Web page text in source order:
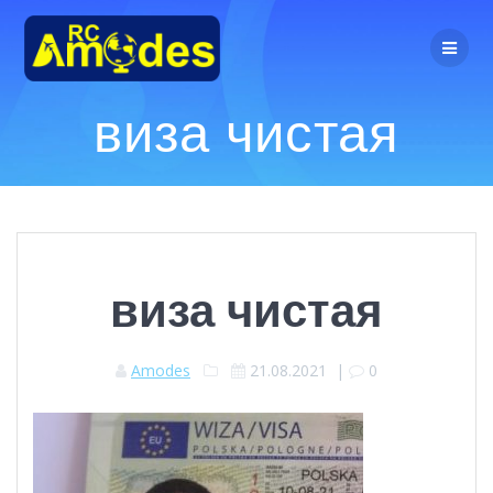
виза чистая
виза чистая
Amodes 21.08.2021 | 0